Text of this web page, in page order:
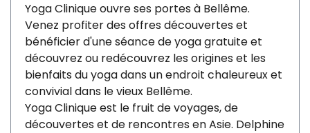
Yoga Clinique ouvre ses portes à Bellême.
Venez profiter des offres découvertes et
bénéficier d'une séance de yoga gratuite et
découvrez ou redécouvrez les origines et les
bienfaits du yoga dans un endroit chaleureux et
convivial dans le vieux Bellême.
Yoga Clinique est le fruit de voyages, de
découvertes et de rencontres en Asie. Delphine